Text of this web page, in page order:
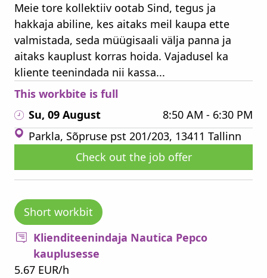
Meie tore kollektiiv ootab Sind, tegus ja
hakkaja abiline, kes aitaks meil kaupa ette
valmistada, seda müügisaali välja panna ja
aitaks kauplust korras hoida. Vajadusel ka
kliente teenindada nii kassa...
This workbite is full
Su, 09 August
8:50 AM - 6:30 PM
Parkla, Sõpruse pst 201/203, 13411 Tallinn
Check out the job offer
Short workbit
Klienditeenindaja Nautica Pepco
kauplusesse
5.67 EUR/h